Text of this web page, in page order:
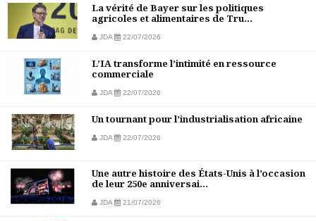
La vérité de Bayer sur les politiques
agricoles et alimentaires de Tru...
JDA 22/07/2026
L’IA transforme l’intimité en ressource
commerciale
JDA 22/07/2026
Un tournant pour l’industrialisation africaine
JDA 22/07/2026
Une autre histoire des États-Unis à l’occasion
de leur 250e anniversai...
JDA 21/07/2026